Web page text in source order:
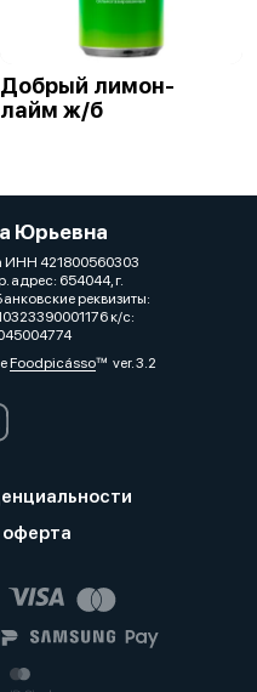
Добрый лимон-
лайм ж/б
Юрьевна
ИНН 421800560303
654044, г.
реквизиты:
к/с:
Foodpicássover. 3.2
оферта